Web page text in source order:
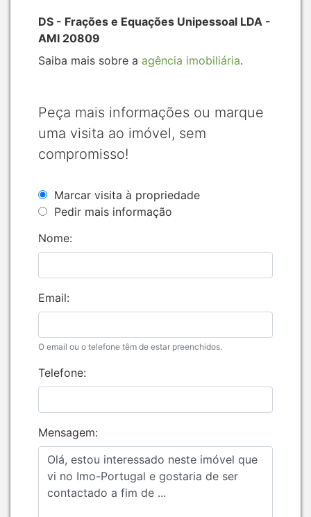
DS - Frações e Equações Unipessoal LDA -
AMI 20809
Saiba mais sobre a agência imobiliária.
Peça mais informações ou marque
uma visita ao imóvel, sem
compromisso!
Marcar visita à propriedade
Pedir mais informação
Nome:
Email:
O email ou o telefone têm de estar preenchidos.
Telefone:
Mensagem: